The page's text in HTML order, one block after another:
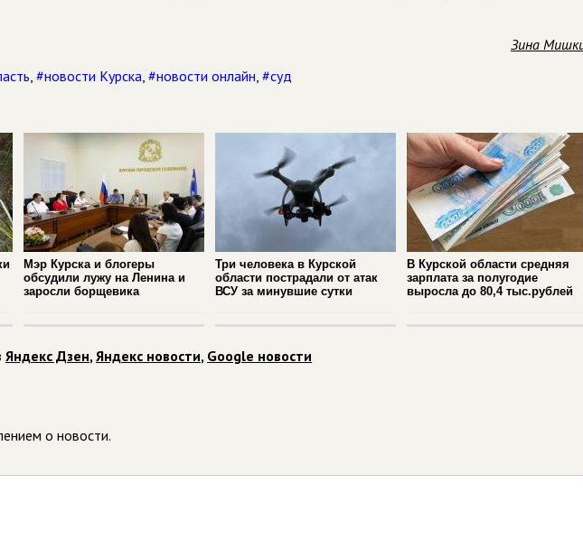
Зина
, #новости Курска, #новости онлайн, #суд
Мэр Курска и блогеры
обсудили лужу на Ленина и
заросли борщевика
Три человека в Курской
области пострадали от атак
ВСУ за минувшие сутки
В Курской области средняя
зарплата за полугодие
выросла до 80,4 тыс.рублей
Яндекс Дзен,Яндекс новости, Google новости
о новости.